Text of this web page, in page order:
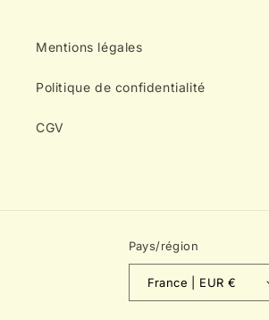
Mentions légales
Politique de confidentialité
CGV
Pays/région
France | EUR €